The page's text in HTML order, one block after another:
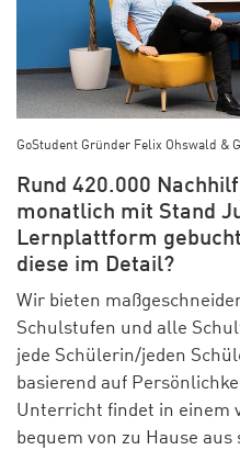
GoStudent Gründer Felix Ohswald &
Rund 420.000
monatlich mit Stand
Lernplattform
diese im Detail?
Wir bieten
Schulstufen und alle
jede Schülerin/jeden
basierend auf
Unterricht findet in einem
bequem von zu Hause